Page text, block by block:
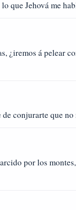
que Jehová me
¿iremos á pelear
conjurarte que
por los